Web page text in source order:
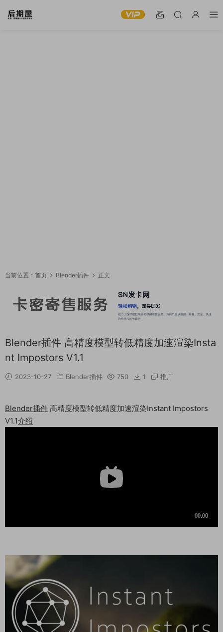
当前位置： 首页 Blender插件 正文
Blender插件 高精度模型转低精度加速渲染Insta
nt Impostors V1.1
2023-10-27 Blender插件 750 1 推广
Blender插件 高精度模型转低精度加速渲染Instant Impostors
V1.1介绍